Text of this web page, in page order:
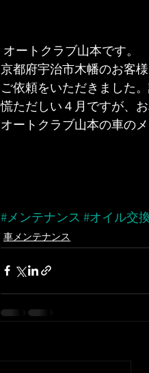
オートクラブ山本です。
京都府宇治市木幡のお客
ご依頼をいただきました
慌ただしい４月ですが、
オートクラブ山本の車の
#メンテナンス #オイル交
車メンテナンス